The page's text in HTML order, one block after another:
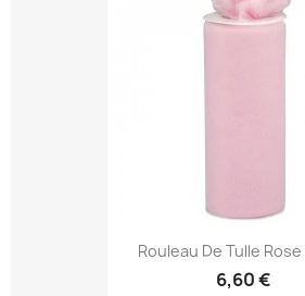
Rouleau De Tulle Rose
6,60 €